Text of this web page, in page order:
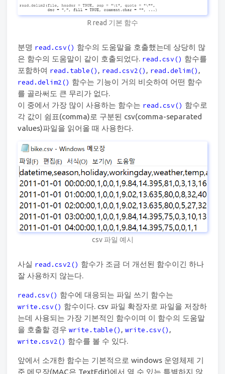
R read 기본 함수
분명 read.csv() 함수의 도움말을 호출했는데 상당히 많
은 함수의 도움말이 같이 호출되었다. read.csv() 함수를
포함하여 read.table() , read.csv2() , read.delim() ,
read.delim2() 함수는 기능이 거의 비슷하여 어떤 함수
를 골라써도 큰 무리가 없다.
이 중에서 가장 많이 사용하는 함수는 read.csv() 함수로
각 값이 쉼표(comma)로 구분된 csv(comma-separated
values)파일을 읽어올 때 사용한다.
csv 파일 예시
사실 read.csv2() 함수가 조금 더 개선된 함수이긴 하나
잘 사용하지 않는다.
read.csv() 함수에 대응되는 파일 쓰기 함수는
write.csv() 함수이다. csv 파일 확장자로 파일을 저장하
는데 사용되는 가장 기본적인 함수이며 이 함수의 도움말
을 호출할 경우 write.table() , write.csv() ,
write.csv2() 함수를 볼 수 있다.
앞에서 소개한 함수는 기본적으로 windows 운영체제 기
준 메모장(MAC은 TextEdit)에서 열 수 있는 특별하지 않